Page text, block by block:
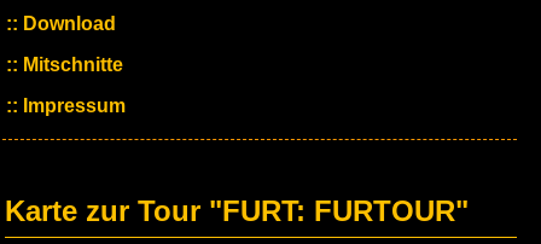
Download
Mitschnitte
Impressum
Karte zur Tour "FURT: FURTOUR"